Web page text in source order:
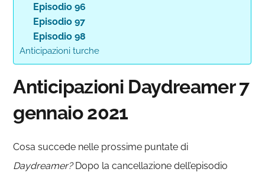
Episodio 96
Episodio 97
Episodio 98
Anticipazioni turche
Anticipazioni Daydreamer 7
gennaio 2021
Cosa succede nelle prossime puntate di
Daydreamer?Dopo la cancellazione dell’episodio